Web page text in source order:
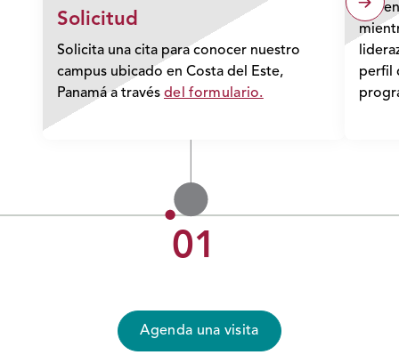
01
Solicitud
Solicita una cita para conocer nuestro
campus ubicado en Costa del Este,
Panamá a través del formulario.
y/o
perfil
Agenda una visita